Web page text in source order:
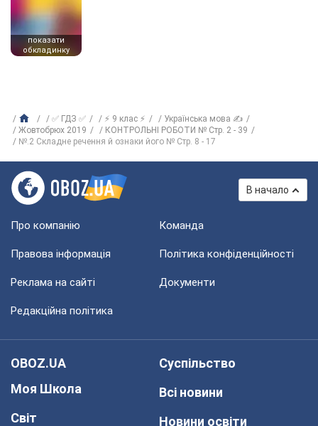
показати
обкладинку
✅ ГДЗ ✅ ⚡ 9 клас ⚡
Українська мова ✍
Жовтобрюх 2019
КОНТРОЛЬНІ РОБОТИ № Стр. 2 - 39
№.2 Складне речення й ознаки його № Стр. 8 - 17
В начало
Про компанію Команда
Правова інформація Політика конфіденційності
Реклама на сайті Документи
Редакційна політика
OBOZ.UA
Моя Школа
Світ
Суспільство
Всі новини
Новини освіти